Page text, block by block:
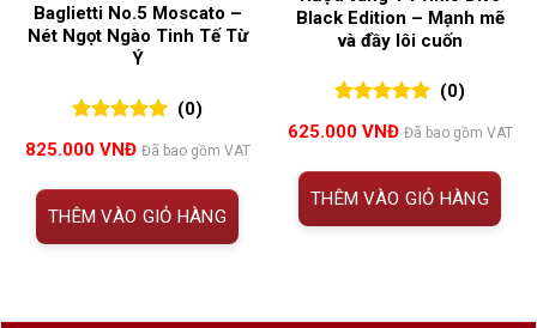
Black Edition – Mạnh mẽ
và đầy lôi cuốn
đánh giá
(0)
625.000 VNĐ Đã bao gồm VAT
THÊM VÀO GIỎ HÀNG
Baglietti No.5 Moscato –
Nét Ngọt Ngào Tinh Tế Từ
Ý
đánh giá
(0)
825.000 VNĐ Đã bao gồm VAT
THÊM VÀO GIỎ HÀNG